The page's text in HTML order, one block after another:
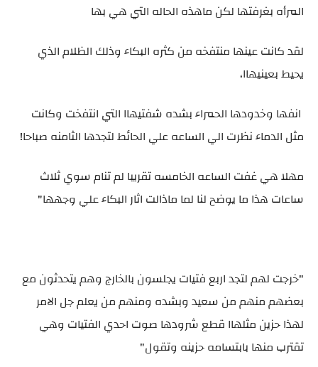
المرأه بغرفتها لكن ماهذه الحاله التي هي بها
لقد كانت عينها منتفخه من كثره البكاء وذلك الظلام الذي
يحيط بعينيهاا،
انفها وخدودها الحمراء بشده شفتيهاا التي انتفخت وكانت
مثل الدماء نظرت الي الساعه علي الحائط لتجدها الثامنه صباحا!
مهلا هي غفت الساعه الخامسه تقريبا لم تنام سوي ثلاث
ساعات هذا ما يوضح لنا لما ماذالت اثار البكاء علي وجهها"
"خرجت لهم لتجد اربع فتيات يجلسون بالخارج وهم يتحدثون مع
بعضهم منهم من سعيد وبشده ومنهم من يعلم جل الامر
لهذا حزين مثلهاا قطع شرودها صوت احدي الفتيات وهي
تقترب منها بابتسامه حزينه وتقول"